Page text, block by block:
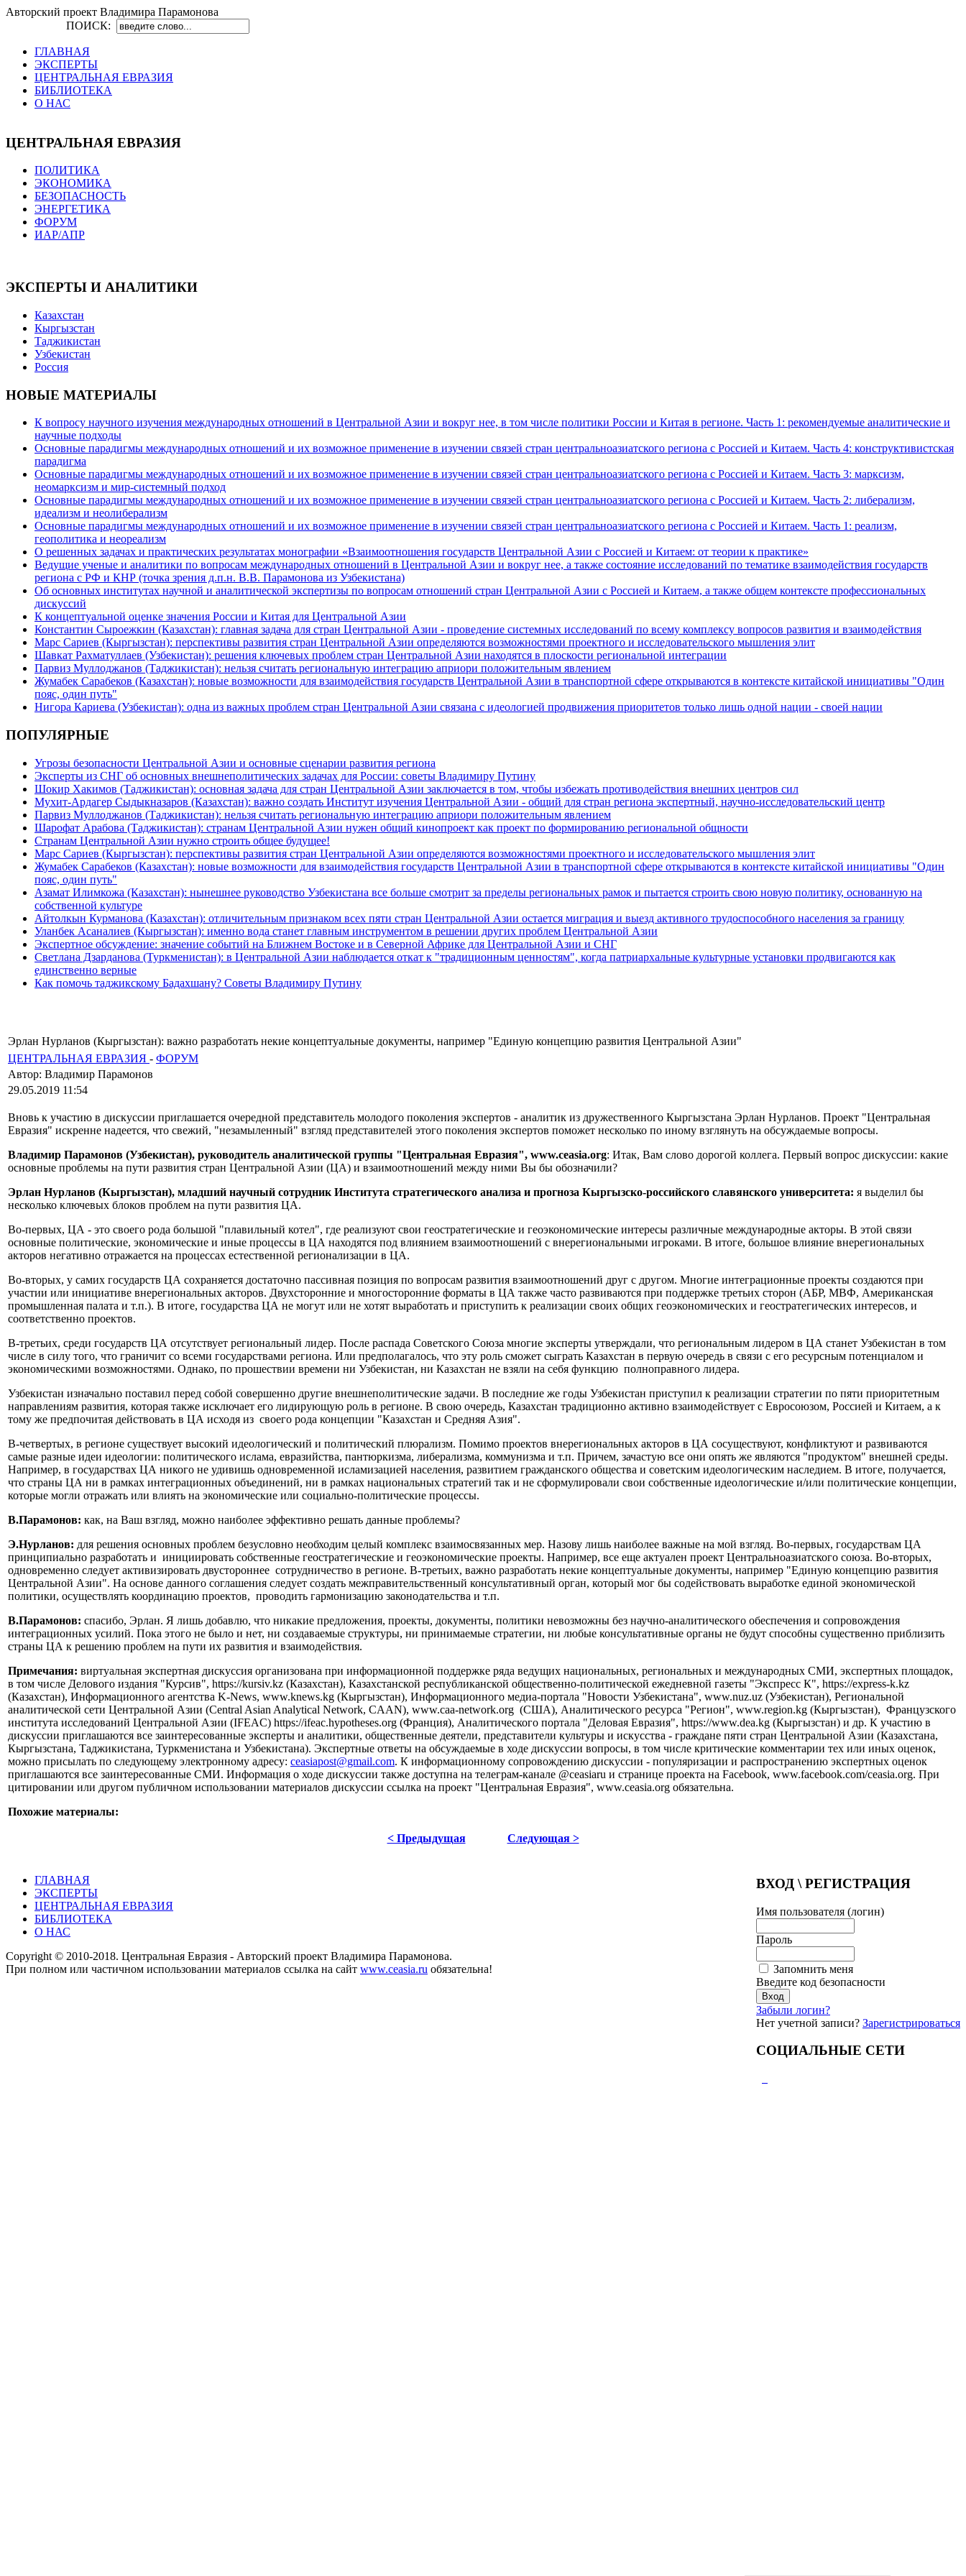
Авторский проект Владимира Парамонова
ПОИСК:
ГЛАВНАЯ
ЭКСПЕРТЫ
ЦЕНТРАЛЬНАЯ ЕВРАЗИЯ
БИБЛИОТЕКА
О НАС
ЦЕНТРАЛЬНАЯ ЕВРАЗИЯ
ПОЛИТИКА
ЭКОНОМИКА
БЕЗОПАСНОСТЬ
ЭНЕРГЕТИКА
ФОРУМ
ИАР/АПР
ЭКСПЕРТЫ И АНАЛИТИКИ
Казахстан
Кыргызстан
Таджикистан
Узбекистан
Россия
НОВЫЕ МАТЕРИАЛЫ
К вопросу научного изучения международных отношений в Центральной Азии и вокруг нее, в том числе политики России и Китая в регионе. Часть 1: рекомендуемые аналитические и
научные подходы
Основные парадигмы международных отношений и их возможное применение в изучении связей стран центральноазиатского региона с Россией и Китаем. Часть 4: конструктивистская
парадигма
Основные парадигмы международных отношений и их возможное применение в изучении связей стран центральноазиатского региона с Россией и Китаем. Часть 3: марксизм,
неомарксизм и мир-системный подход
Основные парадигмы международных отношений и их возможное применение в изучении связей стран центральноазиатского региона с Россией и Китаем. Часть 2: либерализм,
идеализм и неолиберализм
Основные парадигмы международных отношений и их возможное применение в изучении связей стран центральноазиатского региона с Россией и Китаем. Часть 1: реализм,
геополитика и неореализм
О решенных задачах и практических результатах монографии «Взаимоотношения государств Центральной Азии с Россией и Китаем: от теории к практике»
Ведущие ученые и аналитики по вопросам международных отношений в Центральной Азии и вокруг нее, а также состояние исследований по тематике взаимодействия государств
региона с РФ и КНР (точка зрения д.п.н. В.В. Парамонова из Узбекистана)
Об основных институтах научной и аналитической экспертизы по вопросам отношений стран Центральной Азии с Россией и Китаем, а также общем контексте профессиональных
дискуссий
К концептуальной оценке значения России и Китая для Центральной Азии
Константин Сыроежкин (Казахстан): главная задача для стран Центральной Азии - проведение системных исследований по всему комплексу вопросов развития и взаимодействия
Марс Сариев (Кыргызстан): перспективы развития стран Центральной Азии определяются возможностями проектного и исследовательского мышления элит
Шавкат Рахматуллаев (Узбекистан): решения ключевых проблем стран Центральной Азии находятся в плоскости региональной интеграции
Парвиз Муллоджанов (Таджикистан): нельзя считать региональную интеграцию априори положительным явлением
Жумабек Сарабеков (Казахстан): новые возможности для взаимодействия государств Центральной Азии в транспортной сфере открываются в контексте китайской инициативы "Один
пояс, один путь"
Нигора Кариева (Узбекистан): одна из важных проблем стран Центральной Азии связана с идеологией продвижения приоритетов только лишь одной нации - своей нации
ПОПУЛЯРНЫЕ
Угрозы безопасности Центральной Азии и основные сценарии развития региона
Эксперты из СНГ об основных внешнеполитических задачах для России: советы Владимиру Путину
Шокир Хакимов (Таджикистан): основная задача для стран Центральной Азии заключается в том, чтобы избежать противодействия внешних центров сил
Мухит-Ардагер Сыдыкназаров (Казахстан): важно создать Институт изучения Центральной Азии - общий для стран региона экспертный, научно-исследовательский центр
Парвиз Муллоджанов (Таджикистан): нельзя считать региональную интеграцию априори положительным явлением
Шарофат Арабова (Таджикистан): странам Центральной Азии нужен общий кинопроект как проект по формированию региональной общности
Странам Центральной Азии нужно строить общее будущее!
Марс Сариев (Кыргызстан): перспективы развития стран Центральной Азии определяются возможностями проектного и исследовательского мышления элит
Жумабек Сарабеков (Казахстан): новые возможности для взаимодействия государств Центральной Азии в транспортной сфере открываются в контексте китайской инициативы "Один
пояс, один путь"
Азамат Илимкожа (Казахстан): нынешнее руководство Узбекистана все больше смотрит за пределы региональных рамок и пытается строить свою новую политику, основанную на
собственной культуре
Айтолкын Курманова (Казахстан): отличительным признаком всех пяти стран Центральной Азии остается миграция и выезд активного трудоспособного населения за границу
Уланбек Асаналиев (Кыргызстан): именно вода станет главным инструментом в решении других проблем Центральной Азии
Экспертное обсуждение: значение событий на Ближнем Востоке и в Северной Африке для Центральной Азии и СНГ
Светлана Дзарданова (Туркменистан): в Центральной Азии наблюдается откат к "традиционным ценностям", когда патриархальные культурные установки продвигаются как
единственно верные
Как помочь таджикскому Бадахшану? Советы Владимиру Путину
Эрлан Нурланов (Кыргызстан): важно разработать некие концептуальные документы, например "Единую концепцию развития Центральной Азии"
ЦЕНТРАЛЬНАЯ ЕВРАЗИЯ - ФОРУМ
Автор: Владимир Парамонов
29.05.2019 11:54
Вновь к участию в дискуссии приглашается очередной представитель молодого поколения экспертов - аналитик из дружественного Кыргызстана Эрлан Нурланов. Проект "Центральная
Евразия" искренне надеется, что свежий, "незамыленный" взгляд представителей этого поколения экспертов поможет несколько по иному взглянуть на обсуждаемые вопросы.
Владимир Парамонов (Узбекистан), руководитель аналитической группы "Центральная Евразия", www.ceasia.org: Итак, Вам слово дорогой коллега. Первый вопрос дискуссии: какие
основные проблемы на пути развития стран Центральной Азии (ЦА) и взаимоотношений между ними Вы бы обозначили?
Эрлан Нурланов (Кыргызстан), младший научный сотрудник Института стратегического анализа и прогноза Кыргызско-российского славянского университета: я выделил бы
несколько ключевых блоков проблем на пути развития ЦА.
Во-первых, ЦА - это своего рода большой "плавильный котел", где реализуют свои геостратегические и геоэкономические интересы различные международные акторы. В этой связи
основные политические, экономические и иные процессы в ЦА находятся под влиянием взаимоотношений с внерегиональными игроками. В итоге, большое влияние внерегиональных
акторов негативно отражается на процессах естественной регионализации в ЦА.
Во-вторых, у самих государств ЦА сохраняется достаточно пассивная позиция по вопросам развития взаимоотношений друг с другом. Многие интеграционные проекты создаются при
участии или инициативе внерегиональных акторов. Двухсторонние и многосторонние форматы в ЦА также часто развиваются при поддержке третьих сторон (АБР, МВФ, Американская
промышленная палата и т.п.). В итоге, государства ЦА не могут или не хотят выработать и приступить к реализации своих общих геоэкономических и геостратегических интересов, и
соответственно проектов.
В-третьих, среди государств ЦА отсутствует региональный лидер. После распада Советского Союза многие эксперты утверждали, что региональным лидером в ЦА станет Узбекистан в том
числе в силу того, что граничит со всеми государствами региона. Или предполагалось, что эту роль сможет сыграть Казахстан в первую очередь в связи с его ресурсным потенциалом и
экономическими возможностями. Однако, по прошествии времени ни Узбекистан, ни Казахстан не взяли на себя функцию полноправного лидера.
Узбекистан изначально поставил перед собой совершенно другие внешнеполитические задачи. В последние же годы Узбекистан приступил к реализации стратегии по пяти приоритетным
направлениям развития, которая также исключает его лидирующую роль в регионе. В свою очередь, Казахстан традиционно активно взаимодействует с Евросоюзом, Россией и Китаем, а к
тому же предпочитая действовать в ЦА исходя из своего рода концепции "Казахстан и Средняя Азия".
В-четвертых, в регионе существует высокий идеологический и политический плюрализм. Помимо проектов внерегиональных акторов в ЦА сосуществуют, конфликтуют и развиваются
самые разные идеи идеологии: политического ислама, евразийства, пантюркизма, либерализма, коммунизма и т.п. Причем, зачастую все они опять же являются "продуктом" внешней среды.
Например, в государствах ЦА никого не удивишь одновременной исламизацией населения, развитием гражданского общества и советским идеологическим наследием. В итоге, получается,
что страны ЦА ни в рамках интеграционных объединений, ни в рамках национальных стратегий так и не сформулировали свои собственные идеологические и/или политические концепции,
которые могли отражать или влиять на экономические или социально-политические процессы.
В.Парамонов: как, на Ваш взгляд, можно наиболее эффективно решать данные проблемы?
Э.Нурланов: для решения основных проблем безусловно необходим целый комплекс взаимосвязанных мер. Назову лишь наиболее важные на мой взгляд. Во-первых, государствам ЦА
принципиально разработать и инициировать собственные геостратегические и геоэкономические проекты. Например, все еще актуален проект Центральноазиатского союза. Во-вторых,
одновременно следует активизировать двустороннее сотрудничество в регионе. В-третьих, важно разработать некие концептуальные документы, например "Единую концепцию развития
Центральной Азии". На основе данного соглашения следует создать межправительственный консультативный орган, который мог бы содействовать выработке единой экономической
политики, осуществлять координацию проектов, проводить гармонизацию законодательства и т.п.
В.Парамонов: спасибо, Эрлан. Я лишь добавлю, что никакие предложения, проекты, документы, политики невозможны без научно-аналитического обеспечения и сопровождения
интеграционных усилий. Пока этого не было и нет, ни создаваемые структуры, ни принимаемые стратегии, ни любые консультативные органы не будут способны существенно приблизить
страны ЦА к решению проблем на пути их развития и взаимодействия.
Примечания: виртуальная экспертная дискуссия организована при информационной поддержке ряда ведущих национальных, региональных и международных СМИ, экспертных площадок,
в том числе Делового издания "Курсив", https://kursiv.kz (Казахстан), Казахстанской республиканской общественно-политической ежедневной газеты "Экспресс К", https://express-k.kz
(Казахстан), Информационного агентства K-News, www.knews.kg (Кыргызстан), Информационного медиа-портала "Новости Узбекистана", www.nuz.uz (Узбекистан), Региональной
аналитической сети Центральной Азии (Central Asian Analytical Network, CAAN), www.caa-network.org (США), Аналитического ресурса "Регион", www.region.kg (Кыргызстан), Французского
института исследований Центральной Азии (IFEAC) https://ifeac.hypotheses.org (Франция), Аналитического портала "Деловая Евразия", https://www.dea.kg (Кыргызстан) и др. К участию в
дискуссии приглашаются все заинтересованные эксперты и аналитики, общественные деятели, представители культуры и искусства - граждане пяти стран Центральной Азии (Казахстана,
Кыргызстана, Таджикистана, Туркменистана и Узбекистана). Экспертные ответы на обсуждаемые в ходе дискуссии вопросы, в том числе критические комментарии тех или иных оценок,
можно присылать по следующему электронному адресу: ceasiapost@gmail.com. К информационному сопровождению дискуссии - популяризации и распространению экспертных оценок
приглашаются все заинтересованные СМИ. Информация о ходе дискуссии также доступна на телеграм-канале @ceasiaru и странице проекта на Facebook, www.facebook.com/ceasia.org. При
цитировании или другом публичном использовании материалов дискуссии ссылка на проект "Центральная Евразия", www.ceasia.org обязательна.
Похожие материалы:
< Предыдущая Следующая >
ВХОД \ РЕГИСТРАЦИЯ
Имя пользователя (логин)
Пароль
Запомнить меня
Введите код безопасности
Забыли логин?
Нет учетной записи? Зарегистрироваться
СОЦИАЛЬНЫЕ СЕТИ
ГЛАВНАЯ
ЭКСПЕРТЫ
ЦЕНТРАЛЬНАЯ ЕВРАЗИЯ
БИБЛИОТЕКА
О НАС
Copyright © 2010-2018. Центральная Евразия - Авторский проект Владимира Парамонова.
При полном или частичном использовании материалов ссылка на сайт www.ceasia.ru обязательна!